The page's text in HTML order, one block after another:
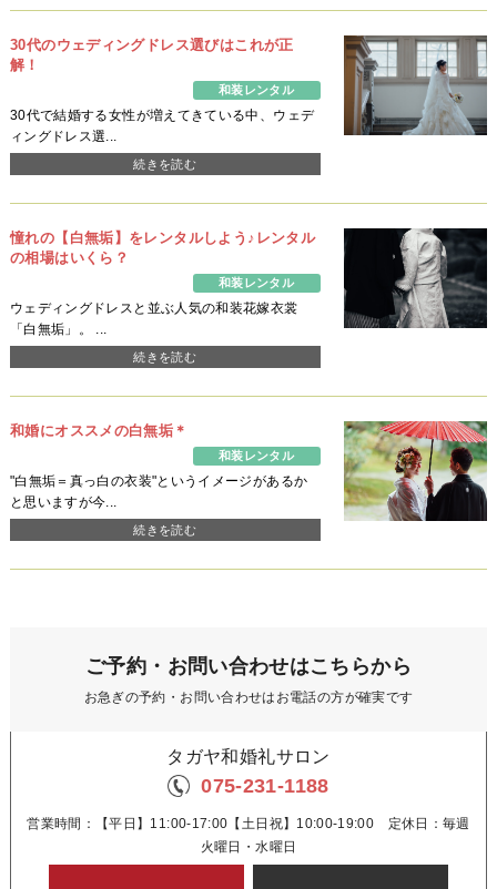
30代のウェディングドレス選びはこれが正
解！
和装レンタル
30代で結婚する女性が増えてきている中、ウェデ
ィングドレス選...
続きを読む
憧れの【白無垢】をレンタルしよう♪レンタル
の相場はいくら？
和装レンタル
ウェディングドレスと並ぶ人気の和装花嫁衣裳
「白無垢」。 ...
続きを読む
和婚にオススメの白無垢＊
和装レンタル
"白無垢＝真っ白の衣装"というイメージがあるか
と思いますが今...
続きを読む
ご予約・お問い合わせはこちらから
お急ぎの予約・お問い合わせはお電話の方が確実です
タガヤ和婚礼サロン
075-231-1188
営業時間：【平日】11:00-17:00【土日祝】10:00-19:00 定休日：毎週
火曜日・水曜日